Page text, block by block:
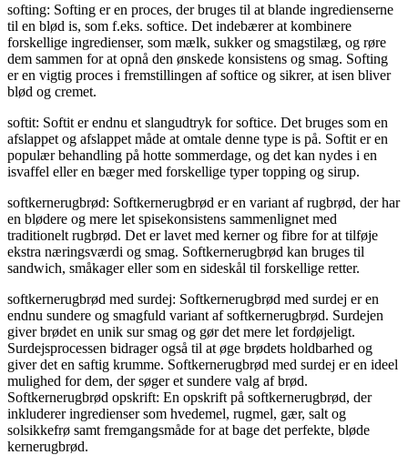
softing: Softing er en proces, der bruges til at blande ingredienserne
til en blød is, som f.eks. softice. Det indebærer at kombinere
forskellige ingredienser, som mælk, sukker og smagstilæg, og røre
dem sammen for at opnå den ønskede konsistens og smag. Softing
er en vigtig proces i fremstillingen af softice og sikrer, at isen bliver
blød og cremet.
softit: Softit er endnu et slangudtryk for softice. Det bruges som en
afslappet og afslappet måde at omtale denne type is på. Softit er en
populær behandling på hotte sommerdage, og det kan nydes i en
isvaffel eller en bæger med forskellige typer topping og sirup.
softkernerugbrød: Softkernerugbrød er en variant af rugbrød, der har
en blødere og mere let spisekonsistens sammenlignet med
traditionelt rugbrød. Det er lavet med kerner og fibre for at tilføje
ekstra næringsværdi og smag. Softkernerugbrød kan bruges til
sandwich, småkager eller som en sideskål til forskellige retter.
softkernerugbrød med surdej: Softkernerugbrød med surdej er en
endnu sundere og smagfuld variant af softkernerugbrød. Surdejen
giver brødet en unik sur smag og gør det mere let fordøjeligt.
Surdejsprocessen bidrager også til at øge brødets holdbarhed og
giver det en saftig krumme. Softkernerugbrød med surdej er en ideel
mulighed for dem, der søger et sundere valg af brød.
Softkernerugbrød opskrift: En opskrift på softkernerugbrød, der
inkluderer ingredienser som hvedemel, rugmel, gær, salt og
solsikkefrø samt fremgangsmåde for at bage det perfekte, bløde
kernerugbrød.